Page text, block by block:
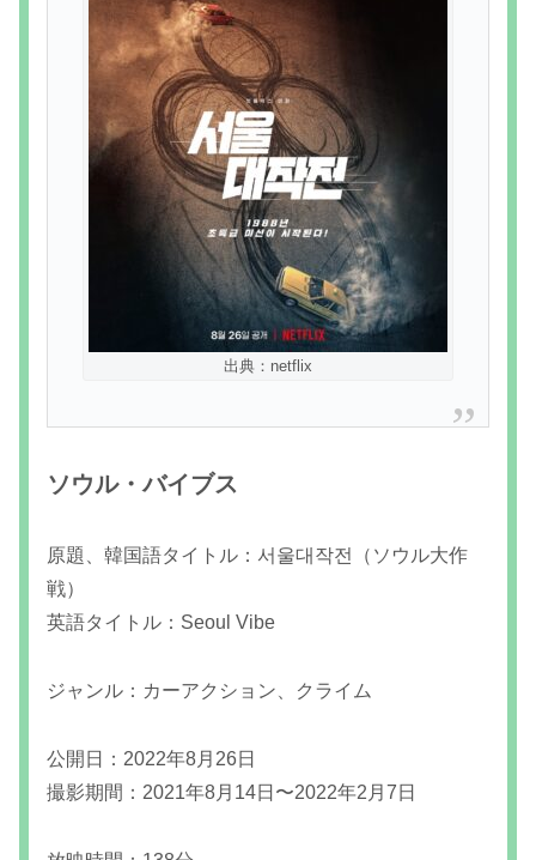
出典：netflix
ソウル・バイブス
原題、韓国語タイトル：서울대작전（ソウル大作
戦）
英語タイトル：Seoul Vibe
ジャンル：カーアクション、クライム
公開日：2022年8月26日
撮影期間：2021年8月14日〜2022年2月7日